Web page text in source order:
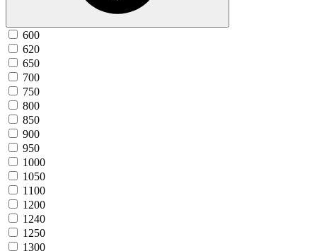
600
620
650
700
750
800
850
900
950
1000
1050
1100
1200
1240
1250
1300